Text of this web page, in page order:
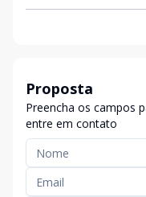
Proposta
Preencha os campos
entre em contato